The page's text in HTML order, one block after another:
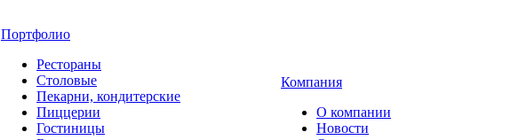
Портфолио
Рестораны
Столовые
Пекарни, кондитерские
Пиццерии
Гостиницы
Компания
О компании
Новости